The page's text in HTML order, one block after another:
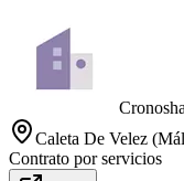
Caleta De Velez
Contrato por servicios